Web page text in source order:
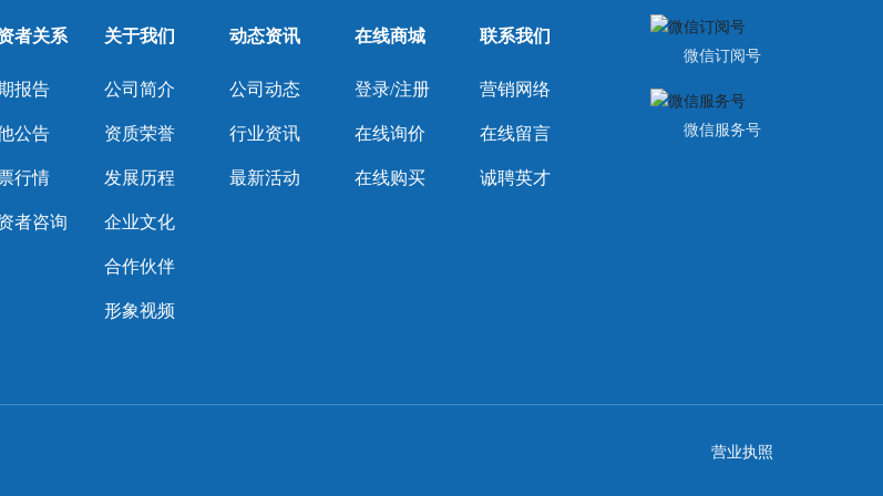
者关系
报告
公告
行情
者咨询
关于我们
公司简介
资质荣誉
发展历程
企业文化
合作伙伴
形象视频
动态资讯
公司动态
行业资讯
最新活动
在线商城
登录/注册
在线询价
在线购买
联系我们
营销网络
在线留言
诚聘英才
微信订阅号
微信服务号
营业执照